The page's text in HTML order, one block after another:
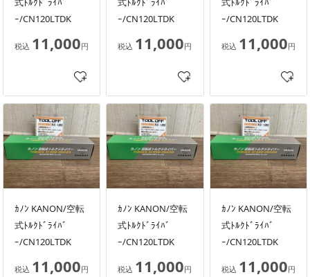
ｰ/CN120LTDK
税込 11,000円
ｰ/CN120LTDK
税込 11,000円
ｰ/CN120LTDK
税込 11,000円
ｶﾉﾝ KANON/空転
式ﾄﾙｸﾄﾞﾗｲﾊﾞ
ｰ/CN120LTDK
税込 11,000円
ｶﾉﾝ KANON/空転
式ﾄﾙｸﾄﾞﾗｲﾊﾞ
ｰ/CN120LTDK
税込 11,000円
ｶﾉﾝ KANON/空転
式ﾄﾙｸﾄﾞﾗｲﾊﾞ
ｰ/CN120LTDK
税込 11,000円